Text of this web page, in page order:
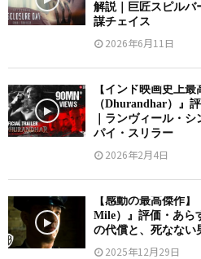
解説｜巨匠スピルバ
謀チェイス
2026年6月11日
【インド映画史上
（Dhurandhar）』
｜ランヴィール・
パイ・スリラー
2026年2月4日
【感動の最高傑作
Mile）』評価・あら
の代償と、死なない
2025年12月29日